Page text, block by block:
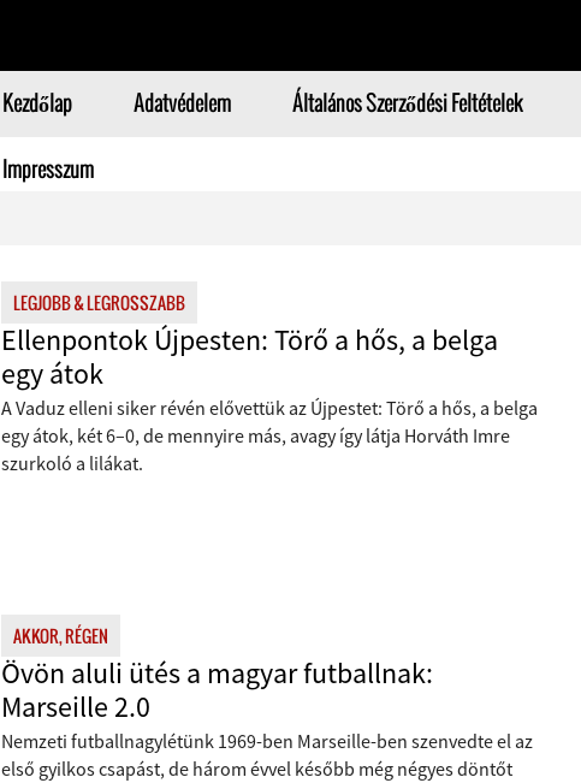
Kezdőlap Adatvédelem Általános Szerződési Feltételek
Impresszum
LEGJOBB & LEGROSSZABB
Ellenpontok Újpesten: Törő a hős, a belga
egy átok
A Vaduz elleni siker révén elővettük az Újpestet: Törő a hős, a belga
egy átok, két 6–0, de mennyire más, avagy így látja Horváth Imre
szurkoló a lilákat.
AKKOR, RÉGEN
Övön aluli ütés a magyar futballnak:
Marseille 2.0
Nemzeti futballnagylétünk 1969-ben Marseille-ben szenvedte el az
első gyilkos csapást, de három évvel később még négyes döntőt